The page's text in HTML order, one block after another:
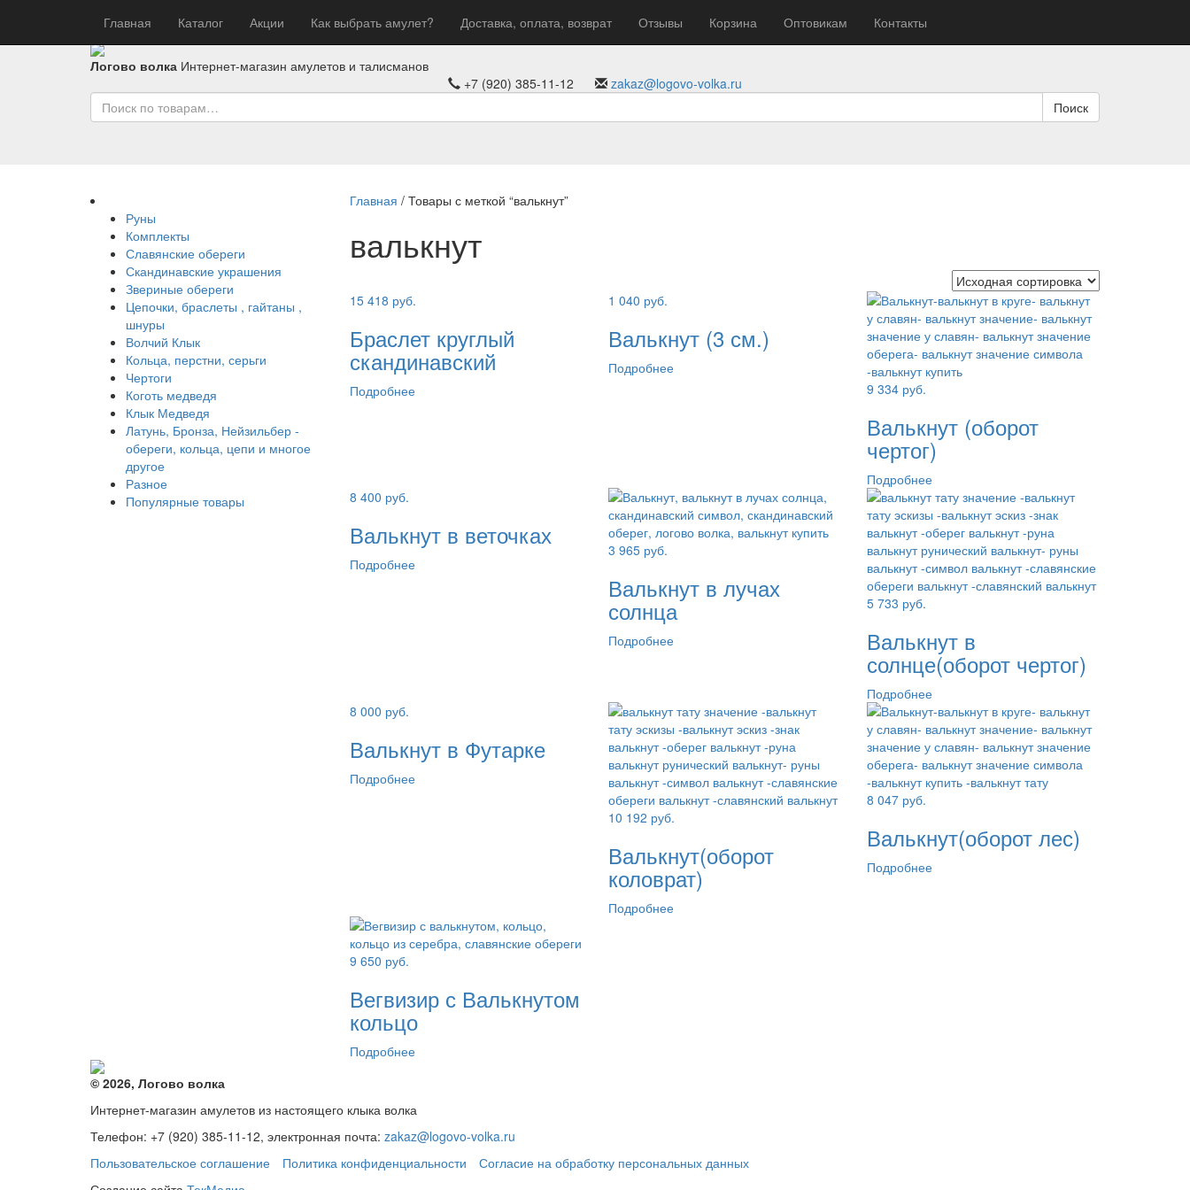
Главная Каталог Акции Как выбрать амулет? Доставка, оплата, возврат Отзывы Корзина Оптовикам Контакты
Логово волка Интернет-магазин амулетов и талисманов
+7 (920) 385-11-12
zakaz@logovo-volka.ru
Поиск
Руны
Комплекты
Славянские обереги
Скандинавские украшения
Звериные обереги
Цепочки, браслеты , гайтаны ,
шнуры
Волчий Клык
Кольца, перстни, серьги
Чертоги
Коготь медведя
Клык Медведя
Латунь, Бронза, Нейзильбер -
обереги, кольца, цепи и многое
другое
Разное
Популярные товары
Главная / Товары с меткой “валькнут”
валькнут
15 418 руб.
Браслет круглый
скандинавский
Подробнее
1 040 руб.
Валькнут (3 см.)
Подробнее
9 334 руб.
Валькнут (оборот
чертог)
Подробнее
8 400 руб.
Валькнут в веточках
Подробнее
3 965 руб.
Валькнут в лучах
солнца
Подробнее
5 733 руб.
Валькнут в
солнце(оборот чертог)
Подробнее
8 000 руб.
Валькнут в Футарке
Подробнее
10 192 руб.
Валькнут(оборот
коловрат)
Подробнее
8 047 руб.
Валькнут(оборот лес)
Подробнее
9 650 руб.
Вегвизир с Валькнутом
кольцо
Подробнее
© 2026, Логово волка
Интернет-магазин амулетов из настоящего клыка волка
Телефон: +7 (920) 385-11-12, электронная почта: zakaz@logovo-volka.ru
Пользовательское соглашение
Политика конфиденциальности
Согласие на обработку персональных данных